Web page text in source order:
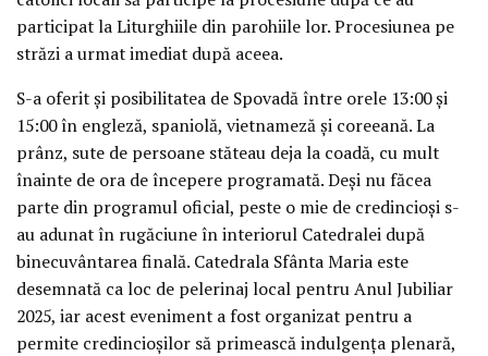
participat la Liturghiile din parohiile lor. Procesiunea pe
străzi a urmat imediat după aceea.
S-a oferit și posibilitatea de Spovadă între orele 13:00 și
15:00 în engleză, spaniolă, vietnameză și coreeană. La
prânz, sute de persoane stăteau deja la coadă, cu mult
înainte de ora de începere programată. Deși nu făcea
parte din programul oficial, peste o mie de credincioși s-
au adunat în rugăciune în interiorul Catedralei după
binecuvântarea finală. Catedrala Sfânta Maria este
desemnată ca loc de pelerinaj local pentru Anul Jubiliar
2025, iar acest eveniment a fost organizat pentru a
permite credincioșilor să primească indulgența plenară,